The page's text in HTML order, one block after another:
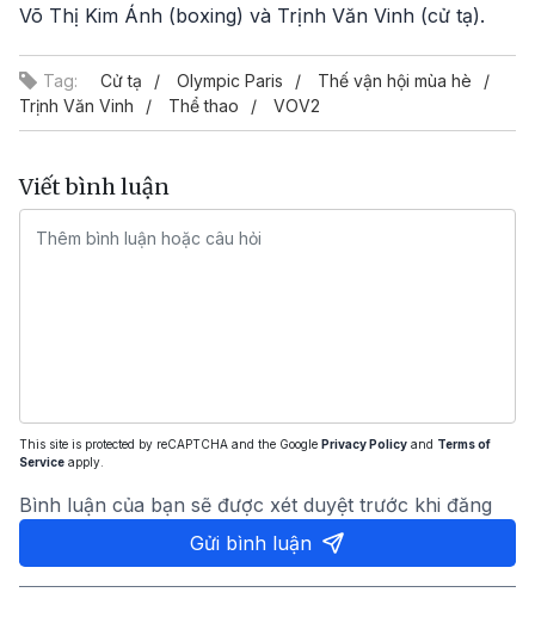
Võ Thị Kim Ánh (boxing) và Trịnh Văn Vinh (cử tạ).
Tag: Cử tạ Olympic Paris
Thế vận hội mùa hè
Trịnh Văn Vinh
Thể thao VOV2
Viết bình luận
This site is protected by reCAPTCHA and the Google Privacy Policy and Terms of
Service apply.
Bình luận của bạn sẽ được xét duyệt trước khi đăng
Gửi bình luận